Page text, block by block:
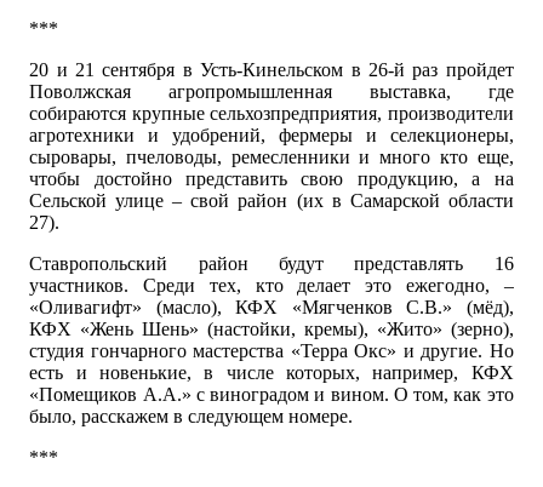
***
20 и 21 сентября в Усть-Кинельском в 26-й раз пройдет
Поволжская агропромышленная выставка, где
собираются крупные сельхозпредприятия, производители
агротехники и удобрений, фермеры и селекционеры,
сыровары, пчеловоды, ремесленники и много кто еще,
чтобы достойно представить свою продукцию, а на
Сельской улице – свой район (их в Самарской области
27).
Ставропольский район будут представлять 16
участников. Среди тех, кто делает это ежегодно, –
«Оливагифт» (масло), КФХ «Мягченков С.В.» (мёд),
КФХ «Жень Шень» (настойки, кремы), «Жито» (зерно),
студия гончарного мастерства «Терра Окс» и другие. Но
есть и новенькие, в числе которых, например, КФХ
«Помещиков А.А.» с виноградом и вином. О том, как это
было, расскажем в следующем номере.
***